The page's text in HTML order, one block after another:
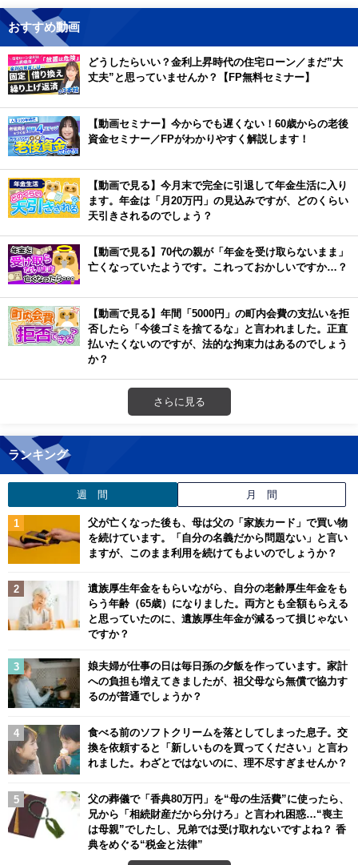
おすすめ動画
どうしたらいい？金利上昇時代の住宅ローン／まだ”大
丈夫”と思っていませんか？【FP無料セミナー】
【動画セミナー】今からでも遅くない！60歳からの老後
資金セミナー／FPがわかりやすく解説します！
【動画で見る】今月末で完全に引退して年金生活に入り
ます。年金は「月20万円」の見込みですが、どのくらい
天引きされるのでしょう？
【動画で見る】70代の親が「年金を受け取らないまま」
亡くなっていたようです。これっておかしいですか…？
【動画で見る】年間「5000円」の町内会費の支払いを拒
否したら「今後ゴミを捨てるな」と言われました。正直
払いたくないのですが、法的な拘束力はあるのでしょう
か？
さらに見る
ランキング
週 間 月 間
父が亡くなった後も、母は父の「家族カード」で買い物
を続けています。「自分の名義だから問題ない」と言い
ますが、このまま利用を続けてもよいのでしょうか？
遺族厚生年金をもらいながら、自分の老齢厚生年金をも
らう年齢（65歳）になりました。両方とも全額もらえる
と思っていたのに、遺族厚生年金が減るって損じゃない
ですか？
娘夫婦が仕事の日は毎日孫の夕飯を作っています。家計
への負担も増えてきましたが、祖父母なら無償で協力す
るのが普通でしょうか？
食べる前のソフトクリームを落としてしまった息子。交
換を依頼すると「新しいものを買ってください」と言わ
れました。わざとではないのに、理不尽すぎませんか？
父の葬儀で「香典80万円」を“母の生活費”に使ったら、
兄から「相続財産だから分けろ」と言われ困惑…“喪主
は母親”でしたし、兄弟では受け取れないですよね？ 香
典をめぐる“税金と法律”